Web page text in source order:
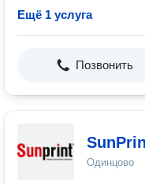
Ещё 1 услуга
Позвонить
Одинцово